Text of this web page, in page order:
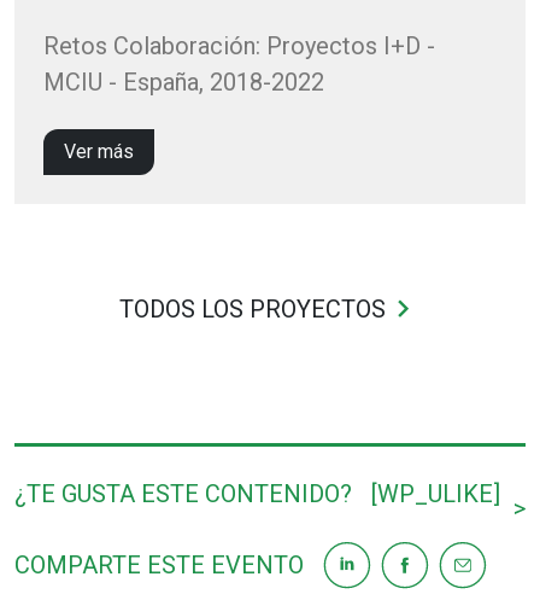
Retos Colaboración: Proyectos I+D -
MCIU - España, 2018-2022
Ver más
TODOS LOS PROYECTOS keyboard_arrow_right
¿TE GUSTA ESTE CONTENIDO? [WP_ULIKE]
>
COMPARTE ESTE EVENTO